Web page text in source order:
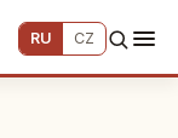
RU CZ